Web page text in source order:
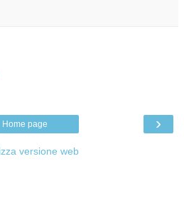
›
Home page
versione web